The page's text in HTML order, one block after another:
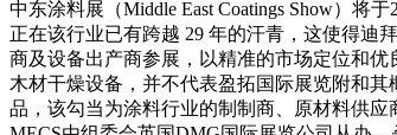
中东涂料展（Middle East Coatings Show）将
正在该行业已有跨越 29 年的汗青，这使得迪
商及设备出产商参展，以精准的市场定位和优
木材干燥设备，并不代表盈拓国际展览附和
品，该勾当为涂料行业的制制商、原材料供